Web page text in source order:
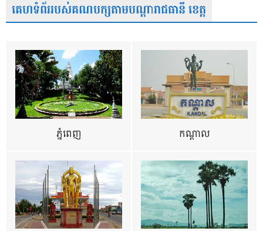
គេហទំព័ររបស់គណបក្សតាមបណ្តារាជធានី ខេត្ត
ភ្នំពេញ កណ្តាល